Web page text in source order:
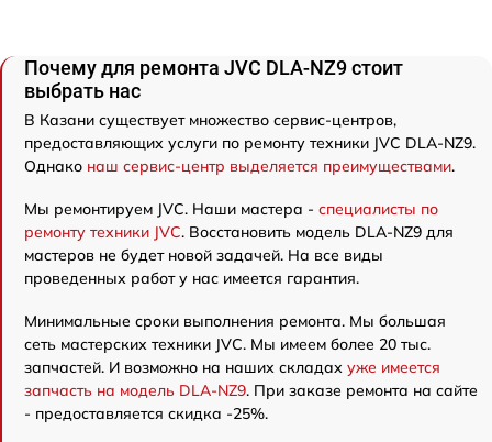
Почему для ремонта JVC DLA-NZ9 стоит
выбрать нас
В Казани существует множество сервис-центров,
предоставляющих услуги по ремонту техники JVC DLA-NZ9.
Однако наш сервис-центр выделяется преимуществами.
Мы ремонтируем JVC. Наши мастера - специалисты по
ремонту техники JVC. Восстановить модель DLA-NZ9 для
мастеров не будет новой задачей. На все виды
проведенных работ у нас имеется гарантия.
Минимальные сроки выполнения ремонта. Мы большая
сеть мастерских техники JVC. Мы имеем более 20 тыс.
запчастей. И возможно на наших складах уже имеется
запчасть на модель DLA-NZ9. При заказе ремонта на сайте
- предоставляется скидка -25%.